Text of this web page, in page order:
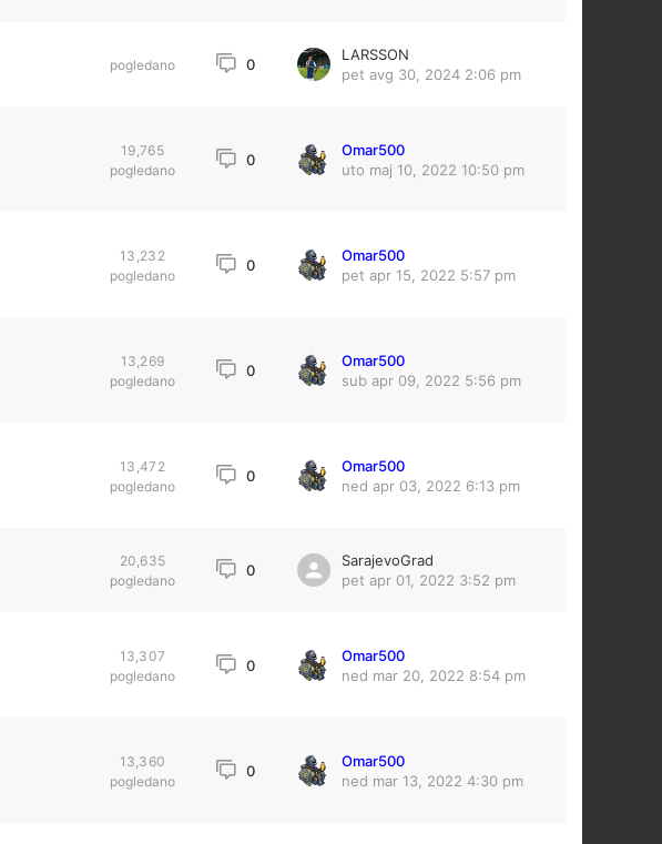
pogledano 0
LARSSON
pet avg 30, 2024 2:06 pm
19,765
pogledano
0
Omar500
uto maj 10, 2022 10:50 pm
13,232
pogledano
0
Omar500
pet apr 15, 2022 5:57 pm
13,269
pogledano
0
Omar500
sub apr 09, 2022 5:56 pm
13,472
pogledano
0
Omar500
ned apr 03, 2022 6:13 pm
20,635
pogledano
0
SarajevoGrad
pet apr 01, 2022 3:52 pm
13,307
pogledano
0
Omar500
ned mar 20, 2022 8:54 pm
13,360
pogledano
0
Omar500
ned mar 13, 2022 4:30 pm